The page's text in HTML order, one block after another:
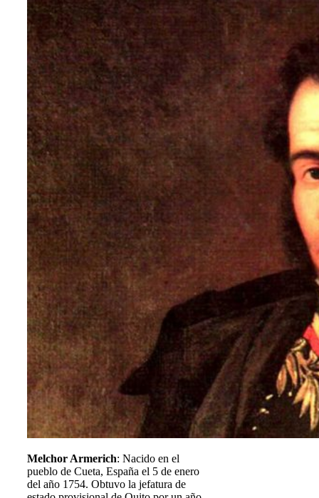
Melchor Armerich: Nacido en el
pueblo de Cueta, España el 5 de enero
del año 1754. Obtuvo la jefatura de